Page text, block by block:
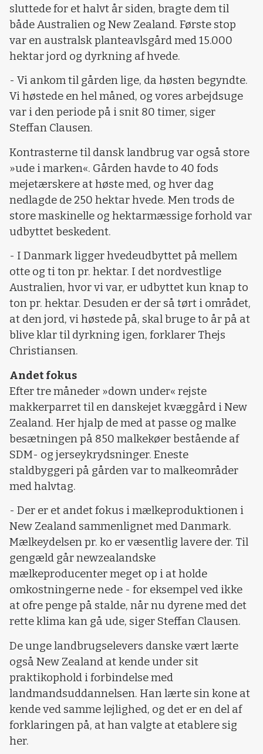
sluttede for et halvt år siden, bragte dem til
både Australien og New Zealand. Første stop
var en australsk planteavlsgård med 15.000
hektar jord og dyrkning af hvede.
- Vi ankom til gården lige, da høsten begyndte.
Vi høstede en hel måned, og vores arbejdsuge
var i den periode på i snit 80 timer, siger
Steffan Clausen.
Kontrasterne til dansk landbrug var også store
»ude i marken«. Gården havde to 40 fods
mejetærskere at høste med, og hver dag
nedlagde de 250 hektar hvede. Men trods de
store maskinelle og hektarmæssige forhold var
udbyttet beskedent.
- I Danmark ligger hvedeudbyttet på mellem
otte og ti ton pr. hektar. I det nordvestlige
Australien, hvor vi var, er udbyttet kun knap to
ton pr. hektar. Desuden er der så tørt i området,
at den jord, vi høstede på, skal bruge to år på at
blive klar til dyrkning igen, forklarer Thejs
Christiansen.
Andet fokus
Efter tre måneder »down under« rejste
makkerparret til en danskejet kvæggård i New
Zealand. Her hjalp de med at passe og malke
besætningen på 850 malkekøer bestående af
SDM- og jerseykrydsninger. Eneste
staldbyggeri på gården var to malkeområder
med halvtag.
- Der er et andet fokus i mælkeproduktionen i
New Zealand sammenlignet med Danmark.
Mælkeydelsen pr. ko er væsentlig lavere der. Til
gengæld går newzealandske
mælkeproducenter meget op i at holde
omkostningerne nede - for eksempel ved ikke
at ofre penge på stalde, når nu dyrene med det
rette klima kan gå ude, siger Steffan Clausen.
De unge landbrugselevers danske vært lærte
også New Zealand at kende under sit
praktikophold i forbindelse med
landmandsuddannelsen. Han lærte sin kone at
kende ved samme lejlighed, og det er en del af
forklaringen på, at han valgte at etablere sig
her.